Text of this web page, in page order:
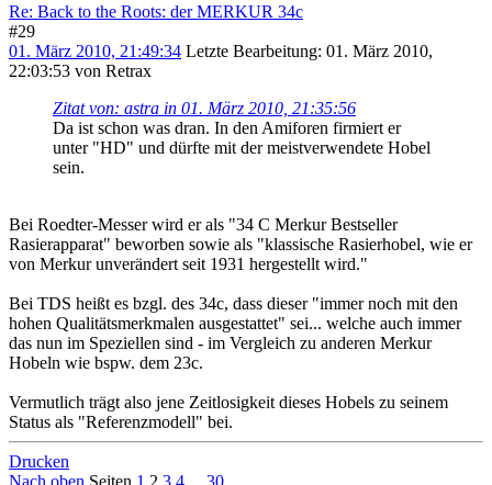
Re: Back to the Roots: der MERKUR 34c
#29
01. März 2010, 21:49:34 Letzte Bearbeitung: 01. März 2010,
22:03:53 von Retrax
Zitat von: astra in 01. März 2010, 21:35:56
Da ist schon was dran. In den Amiforen firmiert er
unter "HD" und dürfte mit der meistverwendete Hobel
sein.
Bei Roedter-Messer wird er als "34 C Merkur Bestseller
Rasierapparat" beworben sowie als "klassische Rasierhobel, wie er
von Merkur unverändert seit 1931 hergestellt wird."
Bei TDS heißt es bzgl. des 34c, dass dieser "immer noch mit den
hohen Qualitätsmerkmalen ausgestattet" sei... welche auch immer
das nun im Speziellen sind - im Vergleich zu anderen Merkur
Hobeln wie bspw. dem 23c.
Vermutlich trägt also jene Zeitlosigkeit dieses Hobels zu seinem
Status als "Referenzmodell" bei.
Drucken
Nach oben Seiten 1 2 3 4 30